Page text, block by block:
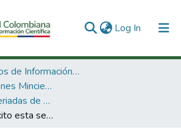
Log In (current)
3. Recursos de Información Científica y Tecnológica
3.2.2. Publicaciones Minciencias
Publicaciones seriadas de Minciencias
El camino del exito esta sembrado con buena información